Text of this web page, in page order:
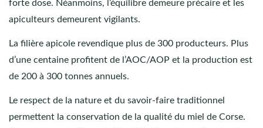
forte dose. Néanmoins, l’équilibre demeure précaire et les
apiculteurs demeurent vigilants.
La filière apicole revendique plus de 300 producteurs. Plus
d’une centaine profitent de l’AOC/AOP et la production est
de 200 à 300 tonnes annuels.
Le respect de la nature et du savoir-faire traditionnel
permettent la conservation de la qualité du miel de Corse.